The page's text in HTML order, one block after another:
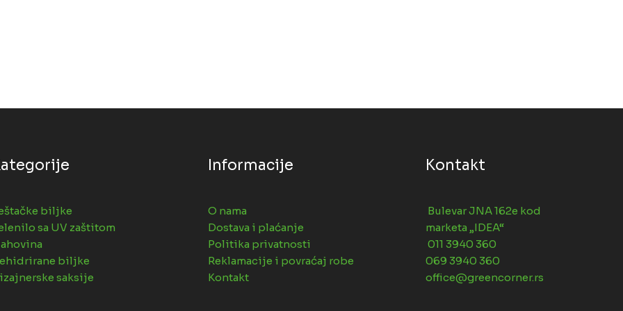
biljke
sa UV zaštitom
biljke
saksije
Informacije
O nama
Dostava i plaćanje
Politika privatnosti
Reklamacije i povraćaj robe
Kontakt
Kontakt
Bulevar JNA 162e kod
marketa „IDEA“
011 3940 360
069 3940 360
office@greencorner.rs